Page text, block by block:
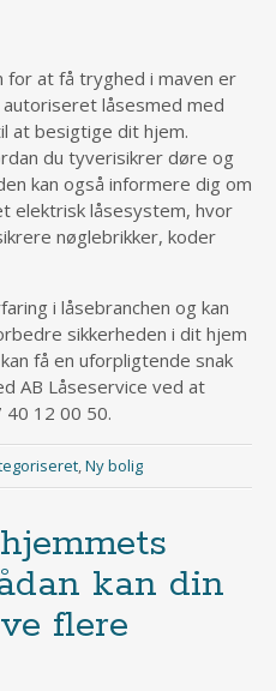
for at få tryghed i maven er
låsesmed med
at besigtige dit hjem.
du tyverisikrer døre og
kan også informere dig om
elektrisk låsesystem, hvor
nøglebrikker, koder
i låsebranchen og kan
sikkerheden i dit hjem
få en uforpligtende snak
AB Låseservice ved at
12 00 50.
,Ny bolig
kan din
flere